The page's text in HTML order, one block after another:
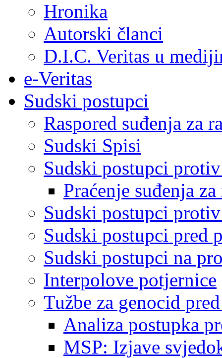
Hronika
Autorski članci
D.I.C. Veritas u
e-Veritas
Sudski postupci
Raspored suđenja za
Sudski Spisi
Sudski postupci
Praćenje suđenja
Sudski postupci
Sudski postupci pred
Sudski postupci na
Interpolove potjernice
Tužbe za genocid
Analiza postupka
MSP: Izjave